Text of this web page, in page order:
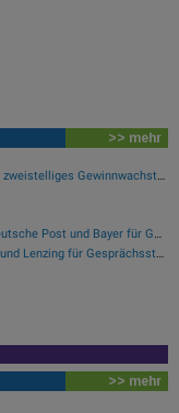
>> mehr
Tecnotree verzeichnet im ersten Halbjahr 2026 ein zweistelliges Gewinnwachstum und eine beschleunigte Einführungsdynamik
Wie Infineon, Fresenius, Beiersdorf, Continental, Deutsche Post und Bayer für Gesprächsstoff im DAX sorgten
Wie Manz, Pinterest, Infineon, Fresenius, Glencore und Lenzing für Gesprächsstoff sorgten
>> mehr